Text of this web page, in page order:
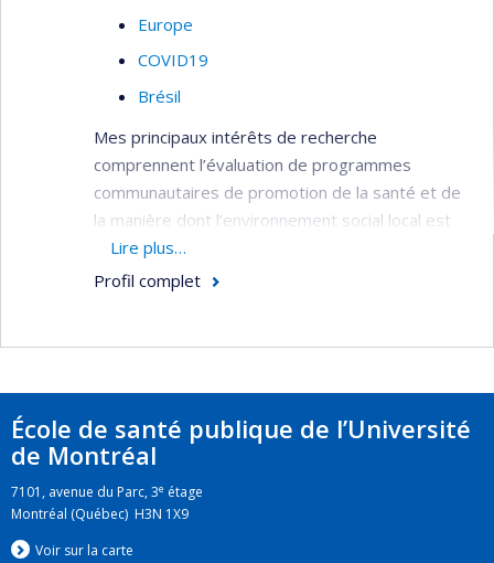
Europe
COVID19
Brésil
Mes principaux intérêts de recherche
comprennent l’évaluation de programmes
communautaires de promotion de la santé et de
la manière dont l’environnement social local est
propice à la santé. Je travaille et ai travaillé au
sein de plusieurs groupes internationaux de
Lire plus…
Profil complet
École de santé publique de l’Université
de Montréal
7101, avenue du Parc, 3e étage
Montréal (Québec) H3N 1X9
Voir sur la carte